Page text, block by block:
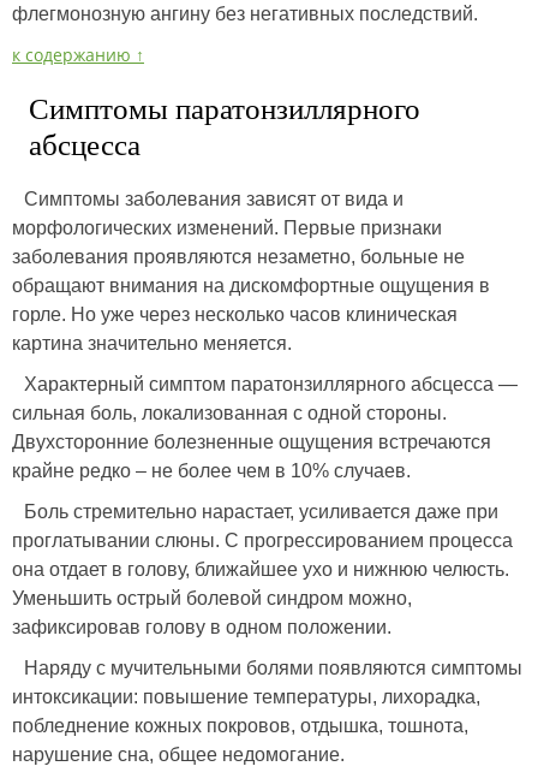
флегмонозную ангину без негативных последствий.
к содержанию ↑
Симптомы паратонзиллярного
абсцесса
Симптомы заболевания зависят от вида и
морфологических изменений. Первые признаки
заболевания проявляются незаметно, больные не
обращают внимания на дискомфортные ощущения в
горле. Но уже через несколько часов клиническая
картина значительно меняется.
Характерный симптом паратонзиллярного абсцесса —
сильная боль, локализованная с одной стороны.
Двухсторонние болезненные ощущения встречаются
крайне редко – не более чем в 10% случаев.
Боль стремительно нарастает, усиливается даже при
проглатывании слюны. С прогрессированием процесса
она отдает в голову, ближайшее ухо и нижнюю челюсть.
Уменьшить острый болевой синдром можно,
зафиксировав голову в одном положении.
Наряду с мучительными болями появляются симптомы
интоксикации: повышение температуры, лихорадка,
побледнение кожных покровов, отдышка, тошнота,
нарушение сна, общее недомогание.